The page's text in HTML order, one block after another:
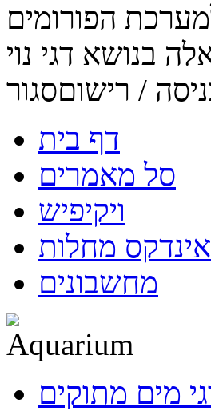
הפורומים
/ רישוםסגור
דף בית
סל מאמרים
ויקיפיש
אינדקס מחלות
מחשבונים
מים מתוקים